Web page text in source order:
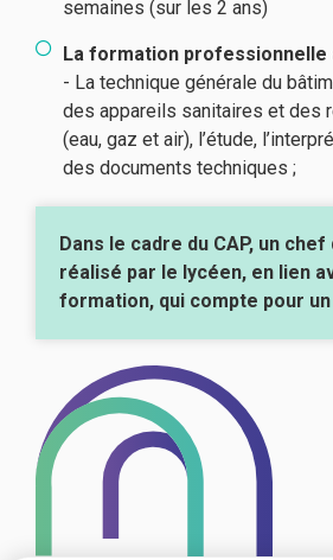
semaines (sur les 2 ans)
La formation professionnelle
- La technique générale du
des appareils sanitaires et des
(eau, gaz et air), l’étude,
des documents techniques ;
Dans le cadre du CAP, un
réalisé par le lycéen, en lien
formation, qui compte pour